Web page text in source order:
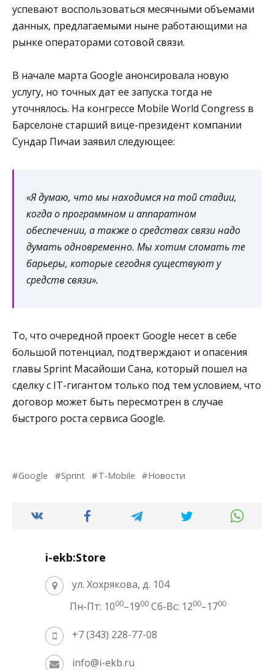
успевают воспользоваться месячными объемами
данных, предлагаемыми ныне работающими на
рынке операторами сотовой связи.
В начале марта Google анонсировала новую
услугу, но точных дат ее запуска тогда не
уточнялось. На конгрессе Mobile World Congress в
Барселоне старший вице-президент компании
Сундар Пичаи заявил следующее:
«Я думаю, что мы находимся на той стадии,
когда о программном и аппаратном
обеспечении, а также о средствах связи надо
думать одновременно. Мы хотим сломать те
барьеры, которые сегодня существуют у
средств связи».
То, что очередной проект Google несет в себе
большой потенциал, подтверждают и опасения
главы Sprint Масайоши Сана, который пошел на
сделку с IT-гигантом только под тем условием, что
договор может быть пересмотрен в случае
быстрого роста сервиса Google.
Google Sprint T-Mobile Новости
i-ekb:Store
ул. Хохрякова, д. 104
Пн-Пт: 1000–1900 Сб-Вс: 1200–1700
+7 (343) 228-77-08
info@i-ekb.ru